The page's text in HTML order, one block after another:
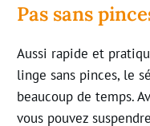
Pas sans
Aussi rapide et
linge sans pinces, le
beaucoup de temps.
vous pouvez